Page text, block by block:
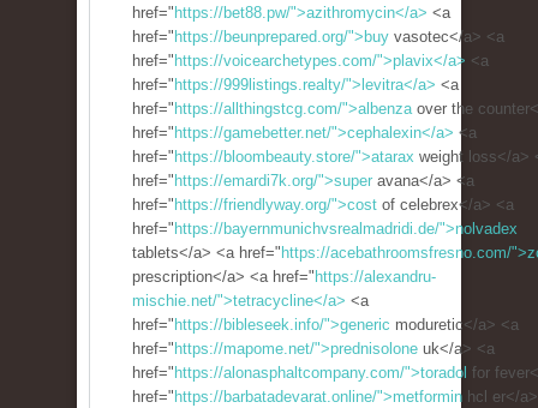
href=" https://bet88.pw/">azithromycin</a> <a
href=" https://beunprepared.org/">buy vasotec</a> <a
href=" https://voicearchetypes.com/">plavix</a> <a
href=" https://999listings.realty/">levitra</a> <a
href=" https://allthingstcg.com/">albenzaover the
href=" https://gamebetter.net/">cephalexin</a> <a
href=" https://bloombeauty.store/">atarax weight loss</a>
href=" https://emardi7k.org/">super avana</a> <a
href=" https://friendlyway.org/">cost of celebrex</a> <a
href=" https://bayernmunichvsrealmadridi.de/">nolvadex
tablets</a> <a href=" https://acebathroomsfresno.com/
prescription</a> <a href=" https://alexandru-
mischie.net/">tetracycline</a> <a
href=" https://bibleseek.info/">generic moduretic</a> <a
href=" https://mapome.net/">prednisolone uk</a> <a
href=" https://alonasphaltcompany.com/">toradol for
href=" https://barbatadevarat.online/">metformin hcl er</